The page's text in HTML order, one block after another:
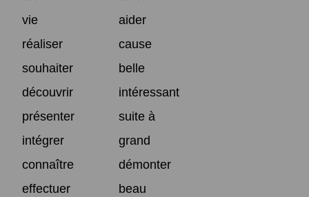
vie
aider
réaliser
cause
souhaiter
belle
découvrir
intéressant
présenter
suite à
intégrer
grand
connaître
démonter
effectuer
beau